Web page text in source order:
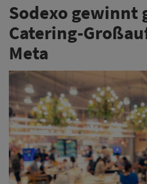
Sodexo gewinnt
Catering-
Meta